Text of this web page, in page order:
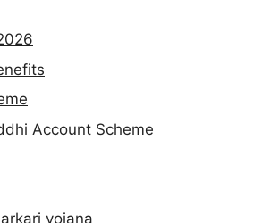
Account Scheme
yojana